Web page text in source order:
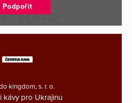
Podpořit
kingdom, s. r. o.
kávy pro Ukrajinu